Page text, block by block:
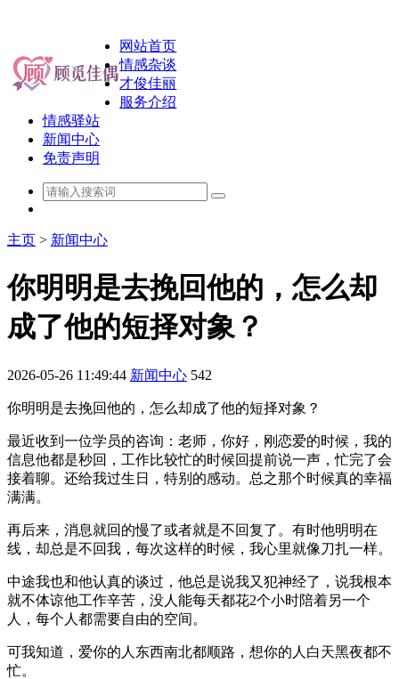
网站首页
情感杂谈
才俊佳丽
服务介绍
情感驿站
新闻中心
免责声明
主页 > 新闻中心
你明明是去挽回他的，怎么却
成了他的短择对象？
2026-05-26 11:49:44 新闻中心 542
你明明是去挽回他的，怎么却成了他的短择对象？
最近收到一位学员的咨询：老师，你好，刚恋爱的时候，我的
信息他都是秒回，工作比较忙的时候回提前说一声，忙完了会
接着聊。还给我过生日，特别的感动。总之那个时候真的幸福
满满。
再后来，消息就回的慢了或者就是不回复了。有时他明明在
线，却总是不回我，每次这样的时候，我心里就像刀扎一样。
中途我也和他认真的谈过，他总是说我又犯神经了，说我根本
就不体谅他工作辛苦，没人能每天都花2个小时陪着另一个
人，每个人都需要自由的空间。
可我知道，爱你的人东西南北都顺路，想你的人白天黑夜都不
忙。